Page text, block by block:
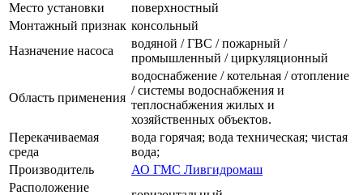
Место установки
поверхностный
Монтажный признак консольный
Назначение насоса
водяной / ГВС / пожарный /
промышленный / циркуляционный
Область применения
водоснабжение / котельная / отопление
/ системы водоснабжения и
теплоснабжения жилых и
хозяйственных объектов.
Перекачиваемая
среда
вода горячая; вода техническая; чистая
вода;
Производитель
АО ГМС Ливгидромаш
Расположение